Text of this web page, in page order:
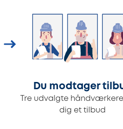
Du modtager
Tre udvalgte
dig et tilbud